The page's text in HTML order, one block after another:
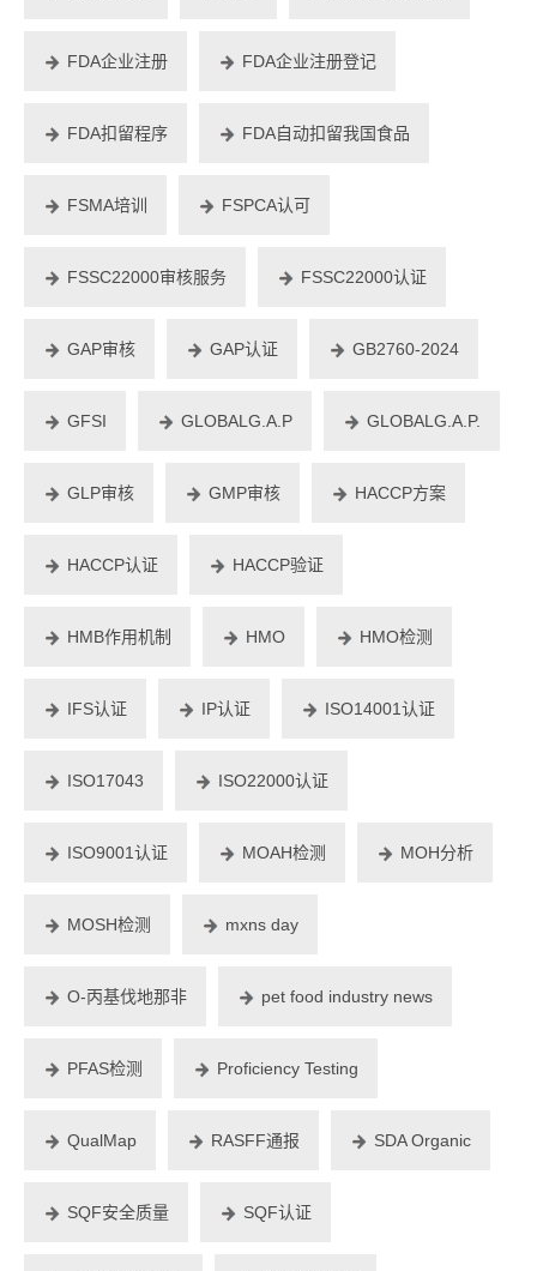
FDA企业注册 FDA企业注册登记
FDA扣留程序 FDA自动扣留我国食品
FSMA培训 FSPCA认可
FSSC22000审核服务 FSSC22000认证
GAP审核 GAP认证 GB2760-2024
GFSI GLOBALG.A.P GLOBALG.A.P.
GLP审核 GMP审核 HACCP方案
HACCP认证 HACCP验证
HMB作用机制 HMO HMO检测
IFS认证 IP认证 ISO14001认证
ISO17043 ISO22000认证
ISO9001认证 MOAH检测 MOH分析
MOSH检测 mxns day
O-丙基伐地那非 pet food industry news
PFAS检测 Proficiency Testing
QualMap RASFF通报 SDA Organic
SQF安全质量 SQF认证